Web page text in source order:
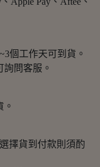
個工作天可到貨。
問客服。
擇貨到付款則須酌